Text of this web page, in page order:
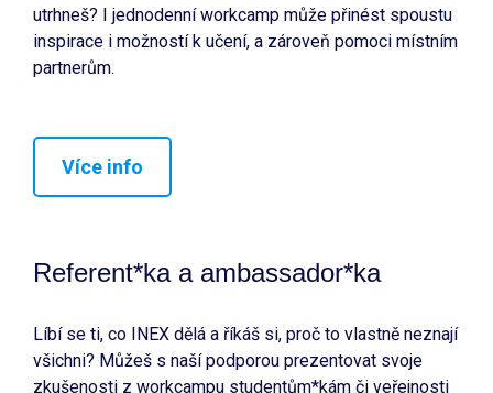
utrhneš? I jednodenní workcamp může přinést spoustu
inspirace i možností k učení, a zároveň pomoci místním
partnerům.
Více info
Referent*ka a ambassador*ka
Líbí se ti, co INEX dělá a říkáš si, proč to vlastně neznají
všichni? Můžeš s naší podporou prezentovat svoje
zkušenosti z workcampu studentům*kám či veřejnosti